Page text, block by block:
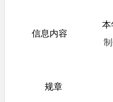
信息内容
本
规章